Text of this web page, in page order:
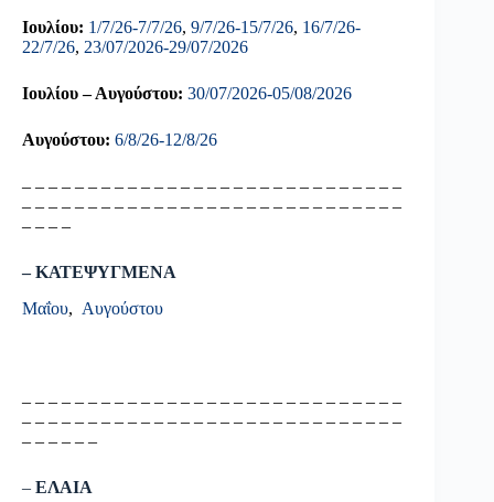
Ιουλίου: 1/7/26-7/7/26, 9/7/26-15/7/26, 16/7/26-
22/7/26, 23/07/2026-29/07/2026
Ιουλίου – Αυγούστου: 30/07/2026-05/08/2026
Αυγούστου: 6/8/26-12/8/26
– – – – – – – – – – – – – – – – – – – – – – – – – – – – –
– – – – – – – – – – – – – – – – – – – – – – – – – – – – –
– – – –
– ΚΑΤΕΨΥΓΜΕΝΑ
Μαΐου, Αυγούστου
– – – – – – – – – – – – – – – – – – – – – – – – – – – – –
– – – – – – – – – – – – – – – – – – – – – – – – – – – – –
– – – – – –
– ΕΛΑΙΑ